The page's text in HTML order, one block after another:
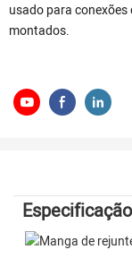
usado para
montados.